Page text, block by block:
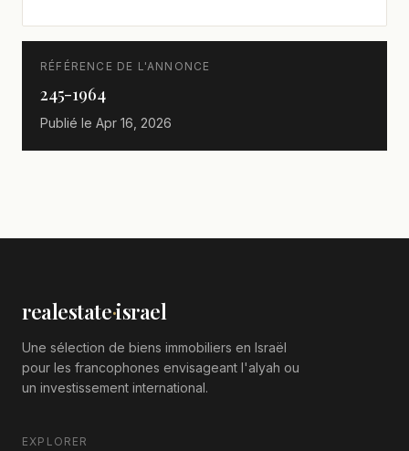
RÉFÉRENCE DE L'ANNONCE
245-1964
Publié le Apr 16, 2026
realestate·israel
Une sélection de biens immobiliers en Israël
pour les francophones envisageant l'alyah ou
un investissement international.
EXPLORER